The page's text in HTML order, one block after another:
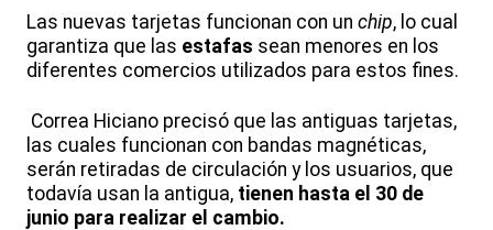
Las nuevas tarjetas funcionan con un chip, lo cual
garantiza que las estafas sean menores en los
diferentes comercios utilizados para estos fines.
Correa Hiciano precisó que las antiguas tarjetas,
las cuales funcionan con bandas magnéticas,
serán retiradas de circulación y los usuarios, que
todavía usan la antigua, tienen hasta el 30 de
junio para realizar el cambio.